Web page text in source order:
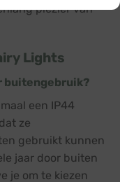
plezier van
Lights
buitengebruik?
een IP44
ze
gebruikt kunnen
jaar door buiten
je om te kiezen